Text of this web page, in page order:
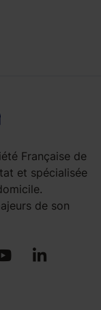
Française de
et spécialisée
de son